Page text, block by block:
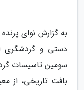
به گزارش نوای
دستی و گردشگری
سومین تاسیسات
بافت تاریخی، از